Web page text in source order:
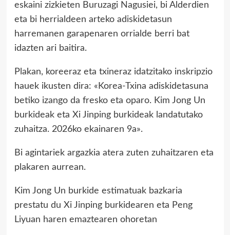
eskaini zizkieten Buruzagi Nagusiei, bi Alderdien
eta bi herrialdeen arteko adiskidetasun
harremanen garapenaren orrialde berri bat
idazten ari baitira.
Plakan, koreeraz eta txineraz idatzitako inskripzio
hauek ikusten dira: «Korea-Txina adiskidetasuna
betiko izango da fresko eta oparo. Kim Jong Un
burkideak eta Xi Jinping burkideak landatutako
zuhaitza. 2026ko ekainaren 9a».
Bi agintariek argazkia atera zuten zuhaitzaren eta
plakaren aurrean.
Kim Jong Un burkide estimatuak bazkaria
prestatu du Xi Jinping burkidearen eta Peng
Liyuan haren emaztearen ohoretan